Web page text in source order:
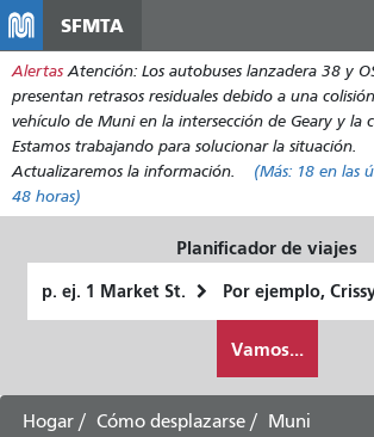
contenido
principal
SFMTA
Alertas Atención: Los autobuses lanzadera 38 y
presentan retrasos residuales debido a una
vehículo de Muni en la intersección de Geary y la
Estamos trabajando para solucionar la situación.
Actualizaremos la información.
(Más: 18 en las
48 horas)
Planificador de viajes
de
quiero
viajar
Vamos...
Hogar Cómo desplazarse
Muni